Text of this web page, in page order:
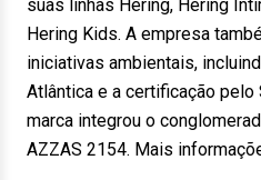
suas linhas Hering, Hering
Hering Kids. A empresa
iniciativas ambientais,
Atlântica e a certificação pelo
marca integrou o
AZZAS 2154. Mais